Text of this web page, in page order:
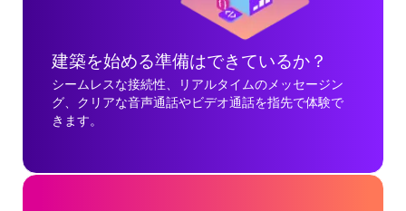
建築を始める準備はできているか？
シームレスな接続性、リアルタイムのメッセージン
グ、クリアな音声通話やビデオ通話を指先で体験で
きます。